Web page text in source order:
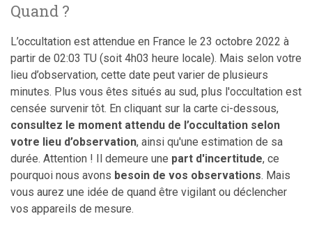
Quand ?
L’occultation est attendue en France le 23 octobre 2022 à
partir de 02:03 TU (soit 4h03 heure locale). Mais selon votre
lieu d’observation, cette date peut varier de plusieurs
minutes. Plus vous êtes situés au sud, plus l'occultation est
censée survenir tôt. En cliquant sur la carte ci-dessous,
consultez le moment attendu de l’occultation selon
votre lieu d’observation, ainsi qu'une estimation de sa
durée. Attention ! Il demeure une part d'incertitude, ce
pourquoi nous avons besoin de vos observations. Mais
vous aurez une idée de quand être vigilant ou déclencher
vos appareils de mesure.